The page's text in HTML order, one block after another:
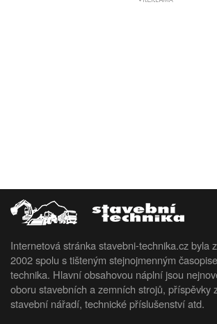
Internetová stránka stavebni-technika.cz byla
2002 spolu s tišteným stejnojmenným
technika. Hlavní obsahovou náplní jsou
oboru stavebních a zemních strojů, příspěvky
stavební nářadí, technické příslušenství atd.